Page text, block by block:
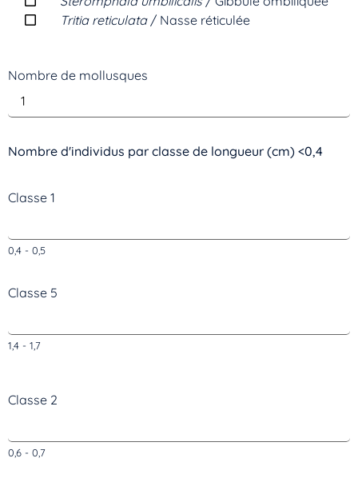
Tritia reticulata/ Nasse réticulée
Nombre de mollusques
Nombre d'individus par classe de longueur (cm) <0,4
Classe 1
0,4 - 0,5
Classe 5
1,4 - 1,7
Classe 2
0,6 - 0,7